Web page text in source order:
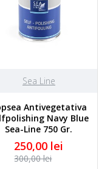
Sea Line
Antivegetativa
Navy Blue
Sea-Line 750 Gr.
250,00 lei
300,00 lei